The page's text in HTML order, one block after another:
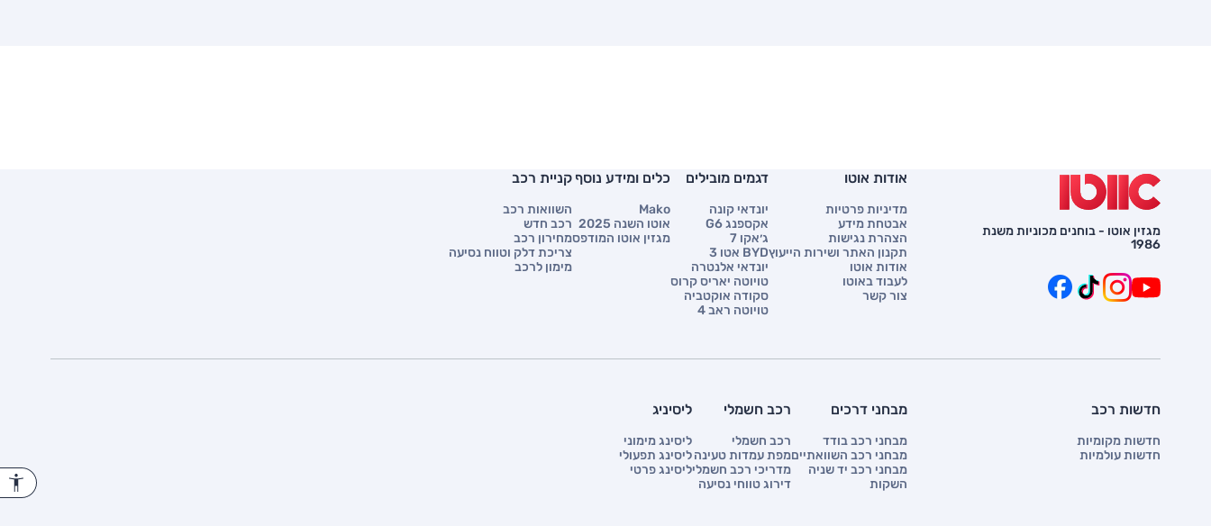
מגזין אוטו - בוחנים מכוניות משנת
1986
אודות אוטו
מדיניות פרטיות
אבטחת מידע
הצהרת נגישות
תקנון האתר ושירות הייעוץ
אודות אוטו
לעבוד באוטו
צור קשר
דגמים מובילים
יונדאי קונה
אקספנג G6
ג׳אקו 7
BYD אטו 3
יונדאי אלנטרה
טויוטה יאריס קרוס
סקודה אוקטביה
טויוטה ראב 4
כלים ומידע נוסף
Mako
אוטו השנה 2025
מגזין אוטו המודפס
קניית רכב
השוואות רכב
רכב חדש
מחירון רכב
צריכת דלק וטווח נסיעה
מימון לרכב
חדשות רכב
חדשות מקומיות
חדשות עולמיות
מבחני דרכים
מבחני רכב בודד
מבחני רכב השוואתיים
מבחני רכב יד שניה
השקות
רכב חשמלי
רכב חשמלי
מפת עמדות טעינה
מדריכי רכב חשמלי
דירוג טווחי נסיעה
ליסיניג
ליסינג מימוני
ליסינג תפעולי
ליסינג פרטי